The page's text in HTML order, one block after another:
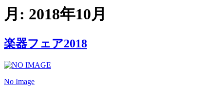
月: 2018年10月
楽器フェア2018
No Image